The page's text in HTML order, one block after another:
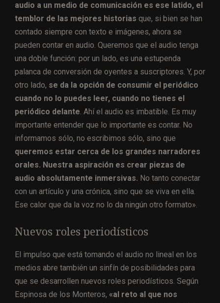
audio a un medio de comunicación es ese latido, el
temblor de las mejores historias que, si bien se han
contado siempre con texto e imágenes, ahora se
pueden contar en audio. Queremos que el audio tenga
una doble función: por un lado, es una estupenda
palanca de conversión de oyentes a suscriptores. Y, por
otro lado, se da la opción de consumir el periódico
cuando no lo puedes leer, cuando no tienes el
periódico delante. Ahí el audio es imbatible. Es muy
importante entender que lo importante es contar. No
informamos sólo, no escribimos sólo, sino que
queremos estar cerca de los grandes narradores
orales. Nuestra aspiración es crear piezas de
audio absolutamente inmersivas. No tanto conectar
con un artículo y una crónica, sino que se viva en ella.
Ese calor que da la voz no lo da ningún otro formato».
Nuevos roles periodísticos
El impulso que está tomando el audio no lineal en los
medios abre también un sinfín de posibilidades para
que se desarrollen nuevos roles periodísticos. Según
Espinosa de los Monteros, «al reto al que nos